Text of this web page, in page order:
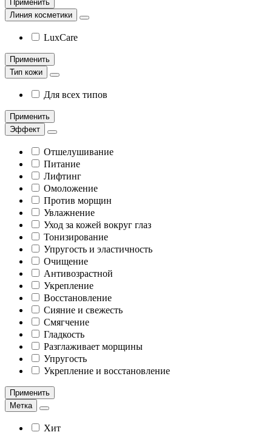
Применить
Линия косметики
LuxCare
Применить
Тип кожи
Для всех типов
Применить
Эффект
Отшелушивание
Питание
Лифтинг
Омоложение
Против морщин
Увлажнение
Уход за кожей вокруг глаз
Тонизирование
Упругость и эластичность
Очищение
Антивозрастной
Укрепление
Восстановление
Сияние и свежесть
Смягчение
Гладкость
Разглаживает морщины
Упругость
Укрепление и восстановление
Применить
Метка
Хит